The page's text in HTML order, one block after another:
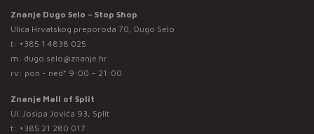
Znanje Dugo Selo – Stop Shop
Ulica Hrvatskog preporoda 70, Dugo Selo
t: +385 1 4838 025
m: dugo.selo@znanje.hr
rv: pon - ned* 9:00 – 21:00
Znanje Mall of Split
Ul. Josipa Jovića 93, Split
t: +385 21 280 017